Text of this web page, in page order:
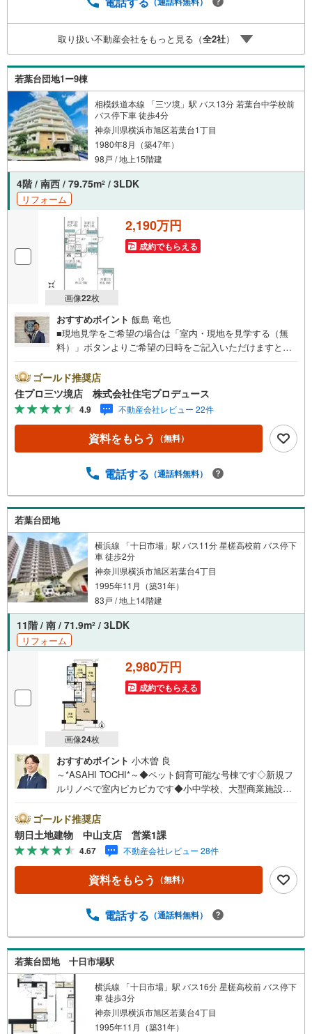
後から始まる【住宅ローン返済】65歳以上から必要になる
【老後の費用負担】住宅探しの【このタイミング】で不安
な部分を明確にしていきませんか？？ --------------
取り扱い不動産会社をもっと見る（全2社）
若葉台団地1ー9棟
相模鉄道本線 「三ツ境」駅 バス13分 若葉台中学校前
バス停下車 徒歩4分
神奈川県横浜市旭区若葉台1丁目
1980年8月（築47年）
98戸 / 地上15階建
4階 / 南西 / 79.75m2 / 3LDK
リフォーム
画像22枚
2,190万円
成約でもらえる
おすすめポイント 飯島 竜也
■現地見学をご希望の場合は「室内・現地を見学する（無
料）」ボタンよりご希望の日時をご記入いただけますとス
泉区・戸塚区・保土ケ谷区・大和市の不動産売買専門会社
です！ 最新物件情報や当社限定の物件情報も多数ご用意！
お気軽にお問合せ下さい!! -------------- 弊社独自の住宅ローン
提案システム 弊社ではファイナンシャル専門スタッフによ
る【丁寧な資金アドバイス】【ファイナンシャルプラン提
案書の作成】を随時行っております。意外に知らないお客
加入できる無料の生命保険】【13年間もらえる、国からの
後から始まる【住宅ローン返済】65歳以上から必要になる
【老後の費用負担】住宅探しの【このタイミング】で不安
な部分を明確にしていきませんか？？ --------------
ゴールド推奨店
住プロ三ツ境店 株式会社住宅プロデュース
4.9 不動産会社レビュー 22件
資料をもらう （無料）
電話する （通話料無料）
若葉台団地
横浜線 「十日市場」駅 バス11分 星槎高校前 バス停下
車 徒歩2分
神奈川県横浜市旭区若葉台4丁目
1995年11月（築31年）
83戸 / 地上14階建
11階 / 南 / 71.9m2 / 3LDK
リフォーム
画像24枚
2,980万円
成約でもらえる
おすすめポイント 小木曽 良
～*ASAHI TOCHI*～◆ペット飼育可能な号棟です◇新規フ
ルリノベで室内ピカピカです◆小中学校、大型商業施設が
世帯におススメ* * * * 住まい、安心のおとりつぎ * * * *おか
げさまで40周年を迎えることができました♪ご成約件数6万
件達成!!☆当日のご見学も対応可能です！☆JR横浜線「中
山」駅徒歩1分！☆ご予約は『朝日土地建物中山店』まで！
朝日土地建物グループは地域密着を合言葉に全13店舗でそ
の地域No.1を目指しております。広告掲載していない物件
ぁ・・頭金無くても平気・・？お家の買替えってどうする
格者が丁寧にご説明させていただきます！お問い合わせを
お待ちしております!!
ゴールド推奨店
朝日土地建物 中山支店 営業1課
4.67 不動産会社レビュー 28件
資料をもらう （無料）
電話する （通話料無料）
若葉台団地 十日市場駅
横浜線 「十日市場」駅 バス16分 星槎高校前 バス停下
車 徒歩3分
神奈川県横浜市旭区若葉台4丁目
1995年11月（築31年）